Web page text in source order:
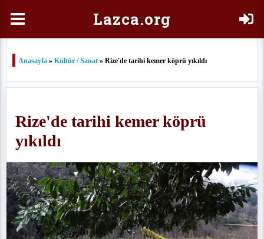
Lazca.org
Anasayfa » Kültür / Sanat » Rize'de tarihi kemer köprü yıkıldı
Rize'de tarihi kemer köprü
yıkıldı